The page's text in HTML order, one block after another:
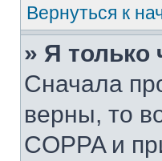
Вернуться к
» Я только
Сначала
верны, то
COPPA и